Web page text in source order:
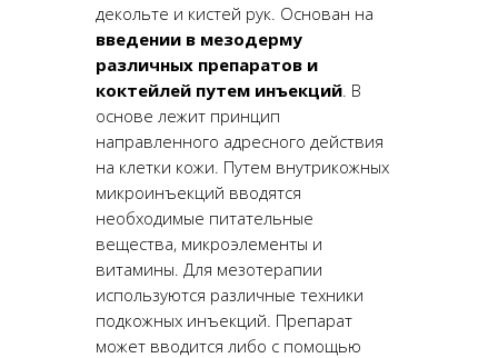
декольте и кистей рук. Основан на
введении в мезодерму
различных препаратов и
коктейлей путем инъекций. В
основе лежит принцип
направленного адресного действия
на клетки кожи. Путем внутрикожных
микроинъекций вводятся
необходимые питательные
вещества, микроэлементы и
витамины. Для мезотерапии
используются различные техники
подкожных инъекций. Препарат
может вводится либо с помощью